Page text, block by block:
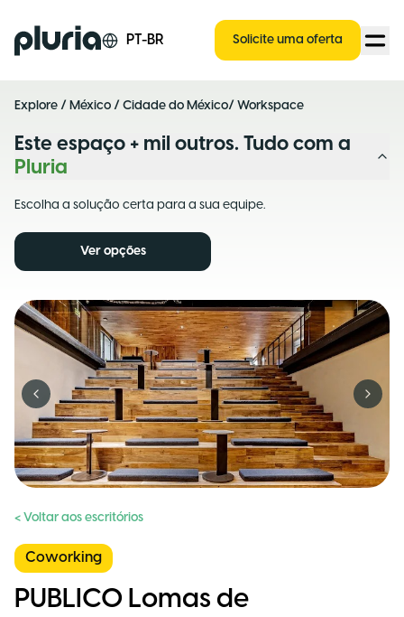
Logo Pluria PT-BR Solicite uma oferta
Explore / México / Cidade do México/ Workspace
Este espaço + mil outros. Tudo com a
Pluria
Escolha a solução certa para a sua equipe.
Ver opções
Previous slide Next
< Voltar aos escritórios
Coworking
PUBLICO Lomas de